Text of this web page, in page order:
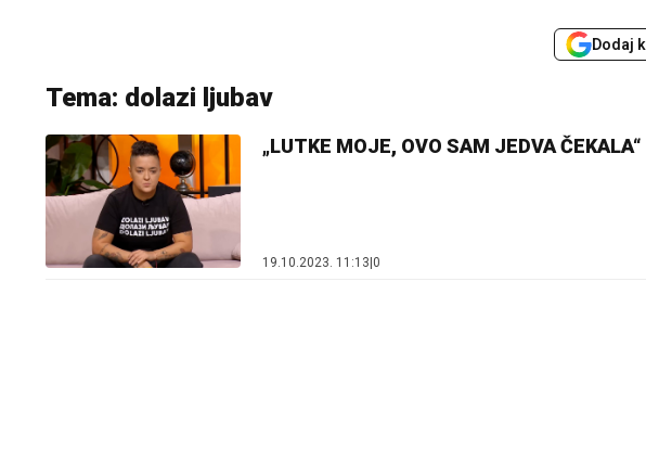
Dodaj
Tema: dolazi ljubav
„LUTKE MOJE, OVO SAM JEDVA
19.10.2023. 11:13 0